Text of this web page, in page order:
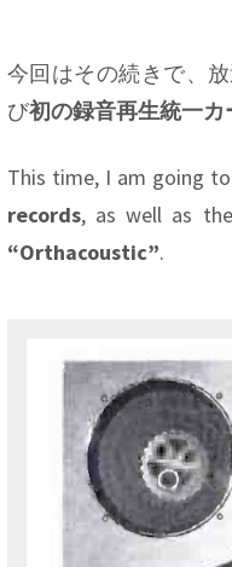
今回はその続きで、
び初の録音再生統一
This time, I am going
records, as well as the
“Orthacoustic”.